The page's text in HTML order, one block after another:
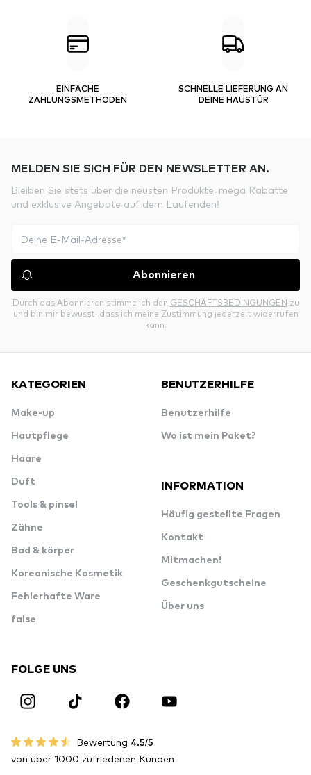
EINFACHE
ZAHLUNGSMETHODEN
SCHNELLE LIEFERUNG AN
DEINE HAUSTÜR
MELDEN SIE SICH FÜR DEN NEWSLETTER AN.
Bleiben Sie stets über die neusten Produkte, mega Rabatte
und exklusive Angebote auf dem Laufenden!
Abonnieren
Durch das Abonnieren stimme ich den GESCHÄFTSBEDINGUNGEN zu
und bin mir bewusst, dass ich meine Zustimmung jederzeit widerrufen
kann.
KATEGORIEN
Make-up
Hautpflege
Haare
Duft
Tools & pinsel
Zähne
Bad & körper
Koreanische Kosmetik
Fehlerhafte Ware
false
BENUTZERHILFE
Benutzerhilfe
Wo ist mein Paket?
INFORMATION
Häufig gestellte Fragen
Kontakt
Mitmachen!
Geschenkgutscheine
Über uns
FOLGE UNS
Bewertung 4.5/5
von über 1000 zufriedenen Kunden